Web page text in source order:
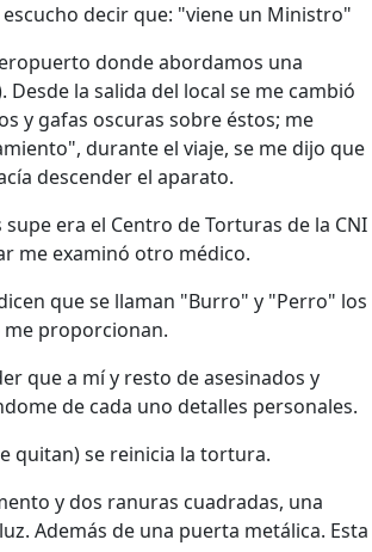
decir que: "viene un Ministro"
donde abordamos una
la salida del local se me cambió
y gafas oscuras sobre éstos; me
durante el viaje, se me dijo que
descender el aparato.
era el Centro de Torturas de la CNI
me examinó otro médico.
que se llaman "Burro" y "Perro" los
proporcionan.
que a mí y resto de asesinados y
de cada uno detalles personales.
quitan) se reinicia la tortura.
y dos ranuras cuadradas, una
Además de una puerta metálica. Esta